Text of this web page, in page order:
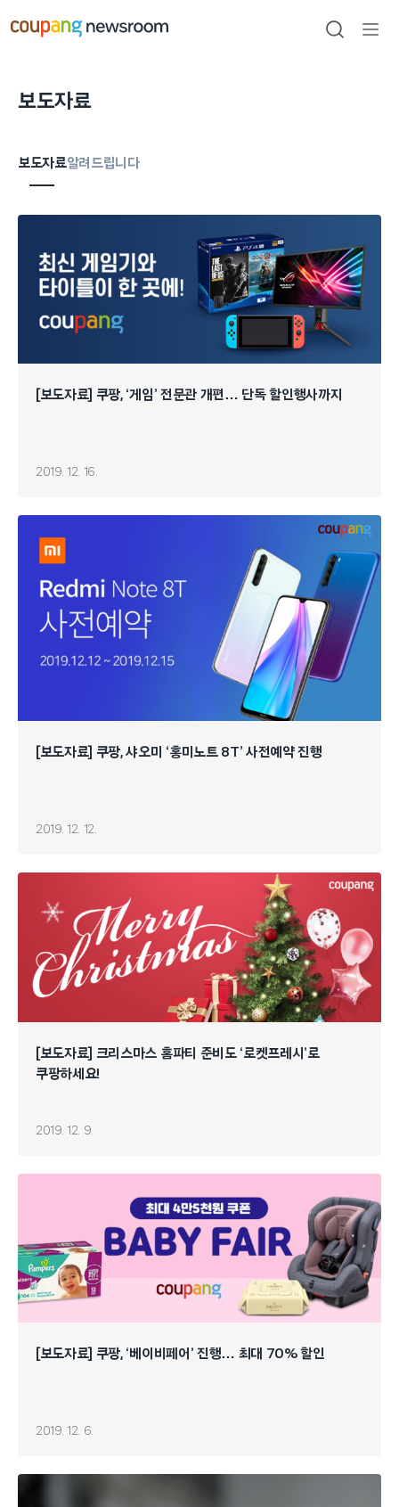
건너뛰기
검색
보도자료
보도자료알려드립니다
[보도자료] 쿠팡, ‘게임’ 전문관 개편… 단독 할인행사까지
2019. 12. 16.
[보도자료] 쿠팡, 샤오미 ‘홍미노트 8T’ 사전예약 진행
2019. 12. 12.
[보도자료] 크리스마스 홈파티 준비도 ‘로켓프레시’로
쿠팡하세요!
2019. 12. 9.
[보도자료] 쿠팡, ‘베이비페어’ 진행… 최대 70% 할인
2019. 12. 6.